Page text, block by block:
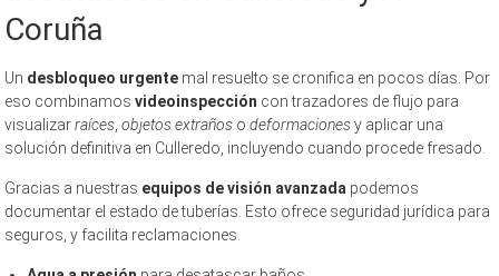
Coruña
Un desbloqueo urgente mal resuelto se cronifica en pocos días. Por
eso combinamosvideoinspección con trazadores de flujo para
visualizarraíces,objetos extraños odeformacionesy aplicar una
solución definitiva en Culleredo, incluyendo cuando procede fresado.
Gracias a nuestras equipos de visión avanzada podemos
documentar el estado de tuberías. Esto ofrece seguridad jurídica para
seguros, y facilita reclamaciones.